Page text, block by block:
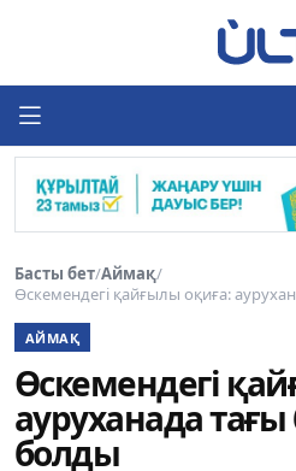
Басты бет/Аймақ/
Өскемендегі қайғылы оқиға:
АЙМАҚ
Өскемендегі
ауруханада
болды